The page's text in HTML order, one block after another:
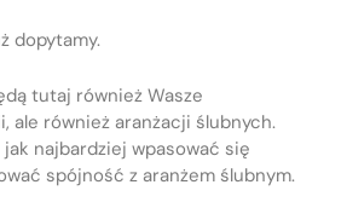
dopytamy.
tutaj również Wasze
ale również aranżacji ślubnych.
najbardziej wpasować się
spójność z aranżem ślubnym.